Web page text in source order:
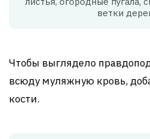
ветки
Чтобы выглядело
всюду муляжную кровь,
кости.